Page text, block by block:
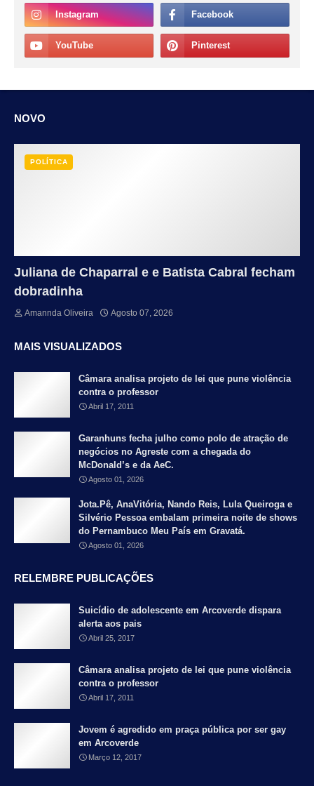
NOVO
POLÍTICA
Juliana de Chaparral e e Batista Cabral fecham
dobradinha
Amannda Oliveira Agosto 07, 2026
MAIS VISUALIZADOS
Câmara analisa projeto de lei que pune violência
contra o professor
Abril 17, 2011
Garanhuns fecha julho como polo de atração de
negócios no Agreste com a chegada do
McDonald’s e da AeC.
Agosto 01, 2026
Jota.Pê, AnaVitória, Nando Reis, Lula Queiroga e
Silvério Pessoa embalam primeira noite de shows
do Pernambuco Meu País em Gravatá.
Agosto 01, 2026
RELEMBRE PUBLICAÇÕES
Suicídio de adolescente em Arcoverde dispara
alerta aos pais
Abril 25, 2017
Câmara analisa projeto de lei que pune violência
contra o professor
Abril 17, 2011
Jovem é agredido em praça pública por ser gay
em Arcoverde
Março 12, 2017